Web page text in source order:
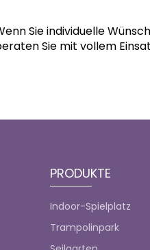
Sie individuelle
Sie mit vollem
PRODUKTE
Indoor-Spielplatz
Trampolinpark